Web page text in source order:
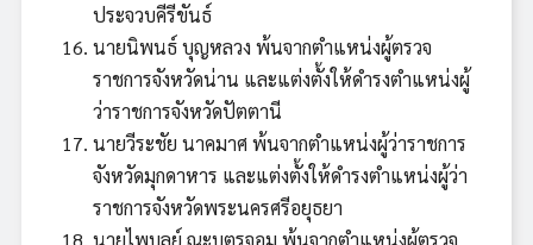
ประจวบคีรีขันธ์
นายนิพนธ์ บุญหลวง พ้นจากตำแหน่งผู้ตรวจ
ราชการจังหวัดน่าน และแต่งตั้งให้ดำรงตำแหน่งผู้
ว่าราชการจังหวัดปัตตานี
นายวีระชัย นาคมาศ พ้นจากตำแหน่งผู้ว่าราชการ
จังหวัดมุกดาหาร และแต่งตั้งให้ดำรงตำแหน่งผู้ว่า
ราชการจังหวัดพระนครศรีอยุธยา
นายไพบูลย์ ณะบุตรจอม พ้นจากตำแหน่งผู้ตรวจ